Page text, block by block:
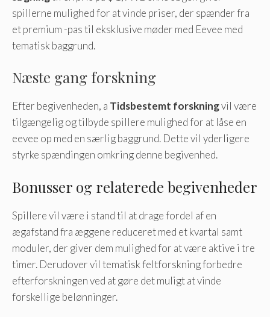
spillerne mulighed for at vinde priser, der spænder fra
et premium -pas til eksklusive møder med Eevee med
tematisk baggrund.
Næste gang forskning
Efter begivenheden, a Tidsbestemt forskningvil være
tilgængelig og tilbyde spillere mulighed for at låse en
eevee op med en særlig baggrund. Dette vil yderligere
styrke spændingen omkring denne begivenhed.
Bonusser og relaterede begivenheder
Spillere vil være i stand til at drage fordel af en
ægafstand fra æggene reduceret med et kvartal samt
moduler, der giver dem mulighed for at være aktive i tre
timer. Derudover vil tematisk feltforskning forbedre
efterforskningen ved at gøre det muligt at vinde
forskellige belønninger.